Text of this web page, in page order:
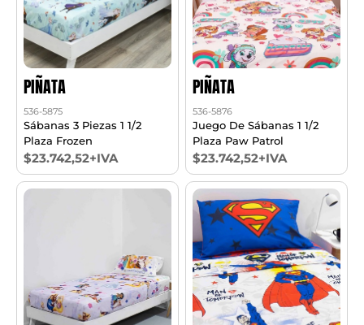
PIÑATA
536-5875
Sábanas 3 Piezas 1 1/2
Plaza Frozen
$23.742,52+IVA
PIÑATA
536-5876
Juego De Sábanas 1 1/2
Plaza Paw Patrol
$23.742,52+IVA